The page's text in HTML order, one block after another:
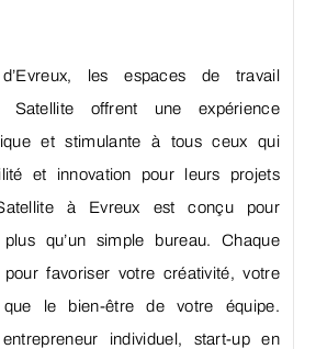
les espaces de travail
offrent une expérience
et stimulante à tous ceux qui
et innovation pour leurs projets
à Evreux est conçu pour
qu’un simple bureau. Chaque
favoriser votre créativité, votre
que le bien-être de votre équipe.
individuel, start-up en